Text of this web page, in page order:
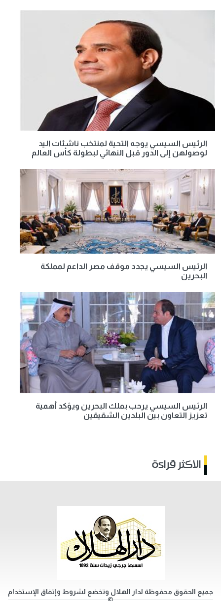
الرئيس السيسي يوجه التحية لمنتخب ناشئات اليد
لوصولهن إلى الدور قبل النهائي لبطولة كأس العالم
الرئيس السيسي يجدد موقف مصر الداعم لمملكة
البحرين
الرئيس السيسي يرحب بملك البحرين ويؤكد أهمية
تعزيز التعاون بين البلدين الشقيقين
الاكثر قراءة
جميع الحقوق محفوظة لدار الهلال وتخضع لشروط وإتفاق الإستخدام
©